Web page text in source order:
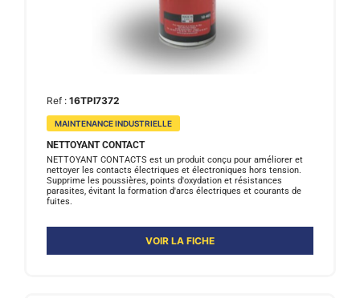
Ref : 16TPI7372
MAINTENANCE INDUSTRIELLE
NETTOYANT CONTACT
NETTOYANT CONTACTS est un produit conçu pour améliorer et
nettoyer les contacts électriques et électroniques hors tension.
Supprime les poussières, points d'oxydation et résistances
parasites, évitant la formation d'arcs électriques et courants de
fuites.
VOIR LA FICHE